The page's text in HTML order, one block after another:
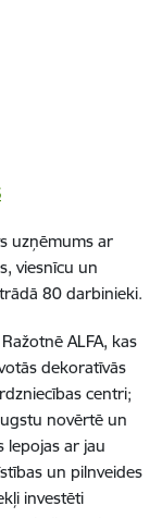
uzņēmums ar
viesnīcu un
80 darbinieki.
ALFA, kas
dekoratīvās
centri;
novērtē un
lepojas ar jau
un pilnveides
investēti